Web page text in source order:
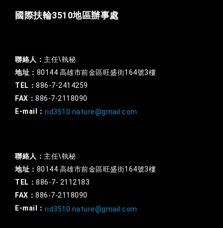
國際扶輪3510地區辦事處
聯絡人： 主任\執秘
地址： 80144 高雄市前金區旺盛街164號3樓
TEL： 886-7-2414259
FAX： 886-7-2118090
E-mail： rid3510.nature@gmail.com
聯絡人： 主任\執秘
地址： 80144 高雄市前金區旺盛街164號3樓
TEL： 886-7- 2112183
FAX： 886-7-2118090
E-mail： rid3510.nature@gmail.com